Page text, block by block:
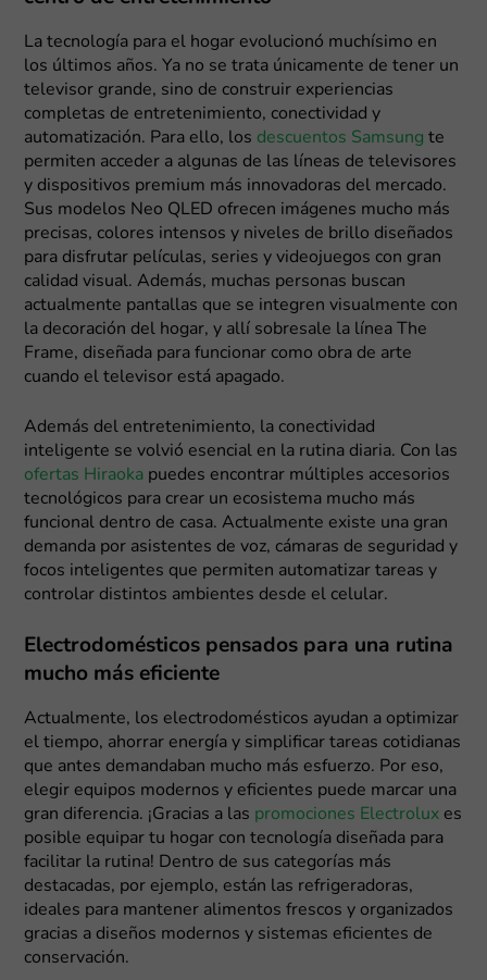
La tecnología para el hogar evolucionó muchísimo en
los últimos años. Ya no se trata únicamente de tener un
televisor grande, sino de construir experiencias
completas de entretenimiento, conectividad y
automatización. Para ello, los descuentos Samsung te
permiten acceder a algunas de las líneas de televisores
y dispositivos premium más innovadoras del mercado.
Sus modelos Neo QLED ofrecen imágenes mucho más
precisas, colores intensos y niveles de brillo diseñados
para disfrutar películas, series y videojuegos con gran
calidad visual. Además, muchas personas buscan
actualmente pantallas que se integren visualmente con
la decoración del hogar, y allí sobresale la línea The
Frame, diseñada para funcionar como obra de arte
cuando el televisor está apagado.
Además del entretenimiento, la conectividad
inteligente se volvió esencial en la rutina diaria. Con las
ofertas Hiraoka puedes encontrar múltiples accesorios
tecnológicos para crear un ecosistema mucho más
funcional dentro de casa. Actualmente existe una gran
demanda por asistentes de voz, cámaras de seguridad y
focos inteligentes que permiten automatizar tareas y
controlar distintos ambientes desde el celular.
Electrodomésticos pensados para una rutina
mucho más eficiente
Actualmente, los electrodomésticos ayudan a optimizar
el tiempo, ahorrar energía y simplificar tareas cotidianas
que antes demandaban mucho más esfuerzo. Por eso,
elegir equipos modernos y eficientes puede marcar una
gran diferencia. ¡Gracias a las promociones Electrolux es
posible equipar tu hogar con tecnología diseñada para
facilitar la rutina! Dentro de sus categorías más
destacadas, por ejemplo, están las refrigeradoras,
ideales para mantener alimentos frescos y organizados
gracias a diseños modernos y sistemas eficientes de
conservación.